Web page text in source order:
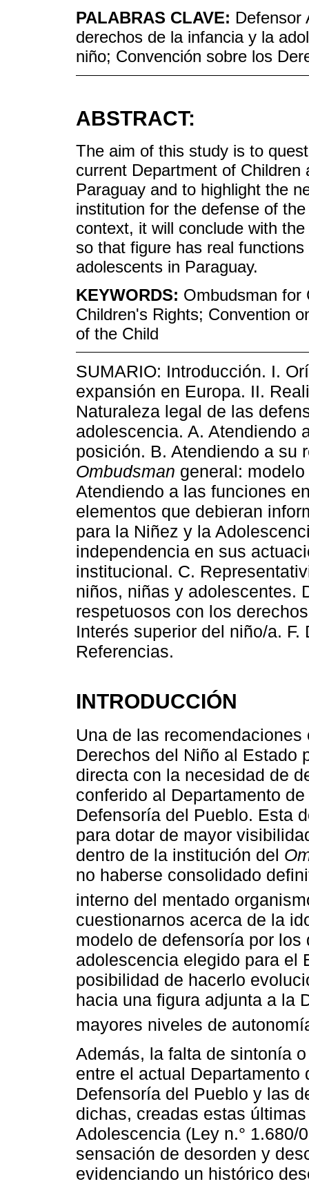
PALABRAS CLAVE: Defensor
derechos de la infancia y la
niño; Convención sobre los
ABSTRACT:
The aim of this study is to
current Department of
Paraguay and to highlight the
institution for the defense of
context, it will conclude with
so that figure has real
adolescents in Paraguay.
KEYWORDS: Ombudsman for
Children's Rights; Convention
of the Child
SUMARIO: Introducción. I.
expansión en Europa. II.
Naturaleza legal de las
adolescencia. A. Atendiendo
posición. B. Atendiendo a su
Ombudsman general:
Atendiendo a las funciones
elementos que debieran
para la Niñez y la
independencia en sus
institucional. C.
niños, niñas y adolescentes.
respetuosos con los
Interés superior del niño/a.
Referencias.
INTRODUCCIÓN
Una de las
Derechos del Niño al Estado
directa con la necesidad de
conferido al Departamento
Defensoría del Pueblo. Esta
para dotar de mayor
dentro de la institución del
no haberse consolidado
interno del mentado
cuestionarnos acerca de la
modelo de defensoría por
adolescencia elegido para el
posibilidad de hacerlo
hacia una figura adjunta a la
mayores niveles de
Además, la falta de sintonía
entre el actual
Defensoría del Pueblo y las
dichas, creadas estas
Adolescencia (Ley n.° 1.680/
sensación de desorden y
evidenciando un histórico